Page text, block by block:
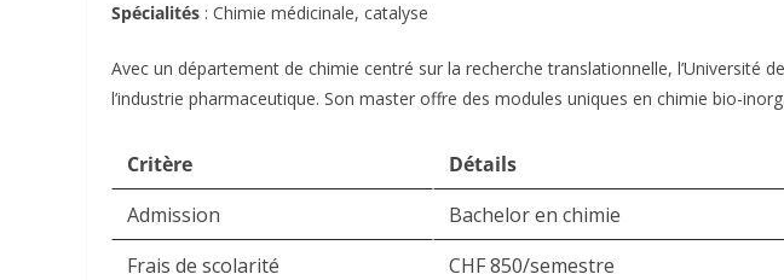
Spécialités : Chimie médicinale, catalyse
Avec un département de chimie centré sur la recherche translationnelle, l’Université
l’industrie pharmaceutique. Son master offre des modules uniques en chimie bio-
Critère
Détails
Admission
Bachelor en chimie
Frais de scolarité
CHF 850/semestre